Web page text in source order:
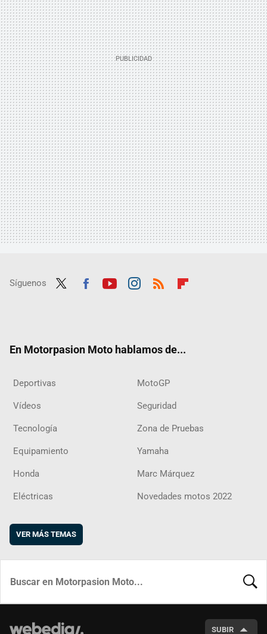
Síguenos
En Motorpasion Moto hablamos de...
Deportivas MotoGP
Vídeos Seguridad
Tecnología Zona de Pruebas
Equipamiento Yamaha
Honda Marc Márquez
Eléctricas Novedades motos 2022
VER MÁS TEMAS
SUBIR